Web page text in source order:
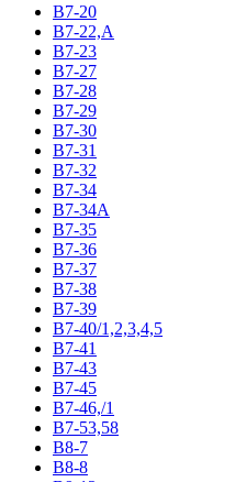
В7-20
В7-22,А
В7-23
В7-27
В7-28
В7-29
В7-30
В7-31
В7-32
В7-34
В7-34А
В7-35
В7-36
В7-37
В7-38
В7-39
В7-40/1,2,3,4,5
В7-41
В7-43
В7-45
В7-46,/1
В7-53,58
В8-7
В8-8